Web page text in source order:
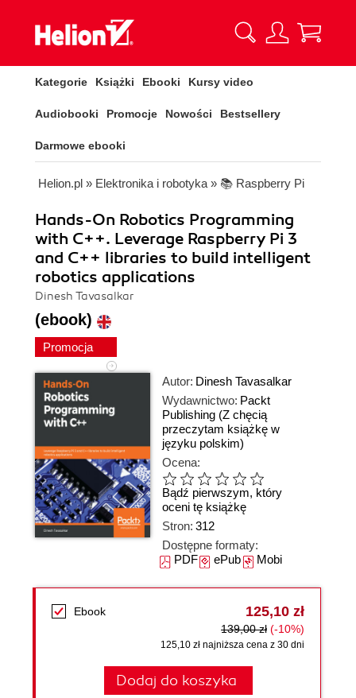
Kategorie Książki Ebooki Kursy video
Audiobooki Promocje Nowości Bestsellery
Darmowe ebooki
Helion.pl » Elektronika i robotyka » 📚 Raspberry Pi
Hands-On Robotics Programming
with C++. Leverage Raspberry Pi 3
and C++ libraries to build intelligent
robotics applications
Dinesh Tavasalkar
(ebook)
Promocja
Autor: Dinesh Tavasalkar
Wydawnictwo: Packt
Publishing (Z chęcią
przeczytam książkę w
języku polskim)
Ocena:
Bądź pierwszym, który
oceni tę książkę
Stron: 312
Dostępne formaty:
PDFePubMobi
Ebook 125,10 zł
139,00 zł (-10%)
125,10 zł najniższa cena z 30 dni
Dodaj do koszyka